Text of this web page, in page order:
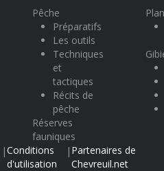
Pêche
Préparatifs
Les outils
Techniques
et
tactiques
Récits de
pêche
Réserves
fauniques
|Conditions
d'utilisation
| Partenaires de
Chevreuil.net